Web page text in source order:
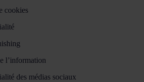
cookies
l’information
des médias sociaux